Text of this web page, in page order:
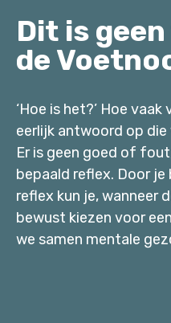
Dit is
de
‘Hoe is het?’ Hoe
eerlijk antwoord op die
Er is geen goed of
bepaald reflex. Door
reflex kun je, wanneer
bewust kiezen voor
we samen mentale